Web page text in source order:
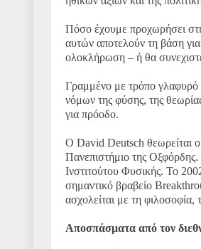
Πόσο έχουμε προχωρήσει
αυτών αποτελούν τη βάση
ολοκλήρωση – ή θα
Γραμμένο με τρόπο γλαφυρό
νόμων της φύσης, της
για πρόοδο.
Ο David Deutsch θεωρείται
Πανεπιστήμιο της
Ινστιτούτου Φυσικής. Το
σημαντικό βραβείο
ασχολείται με τη φιλοσοφία,
Αποσπάσματα από τον